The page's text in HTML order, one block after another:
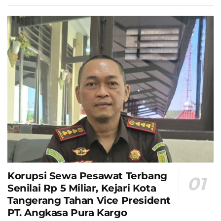
Korupsi Sewa Pesawat Terbang
Senilai Rp 5 Miliar, Kejari Kota
Tangerang Tahan Vice President
PT. Angkasa Pura Kargo